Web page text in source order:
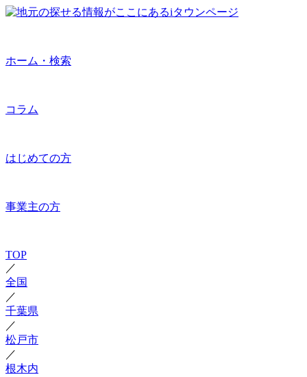
ホーム・検索
コラム
はじめての方
事業主の方
TOP
／
全国
／
千葉県
／
松戸市
／
根木内